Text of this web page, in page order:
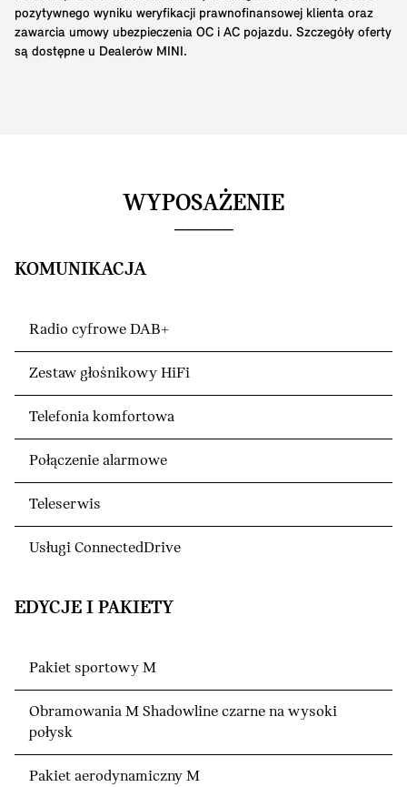
pozytywnego wyniku weryfikacji prawnofinansowej klienta oraz
zawarcia umowy ubezpieczenia OC i AC pojazdu. Szczegóły oferty
są dostępne u Dealerów MINI.
WYPOSAŻENIE
KOMUNIKACJA
Radio cyfrowe DAB+
Zestaw głośnikowy HiFi
Telefonia komfortowa
Połączenie alarmowe
Teleserwis
Usługi ConnectedDrive
EDYCJE I PAKIETY
Pakiet sportowy M
Obramowania M Shadowline czarne na wysoki
połysk
Pakiet aerodynamiczny M